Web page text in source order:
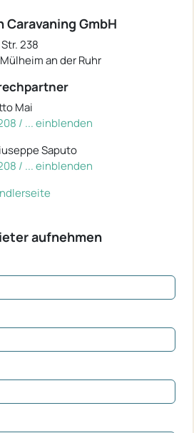
Caravaning GmbH
238
an der Ruhr
Mai
/ ... einblenden
Saputo
/ ... einblenden
aufnehmen